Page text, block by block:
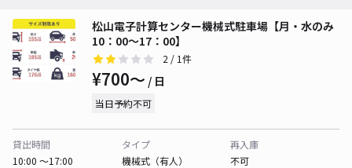
松山電子計算センター機械式駐車場【月・水のみ
10：00～17：00】
2 / 1件
¥700〜 / 日
当日予約不可
貸出時間
10:00 〜17:00
タイプ
機械式（有人）
再入庫
不可